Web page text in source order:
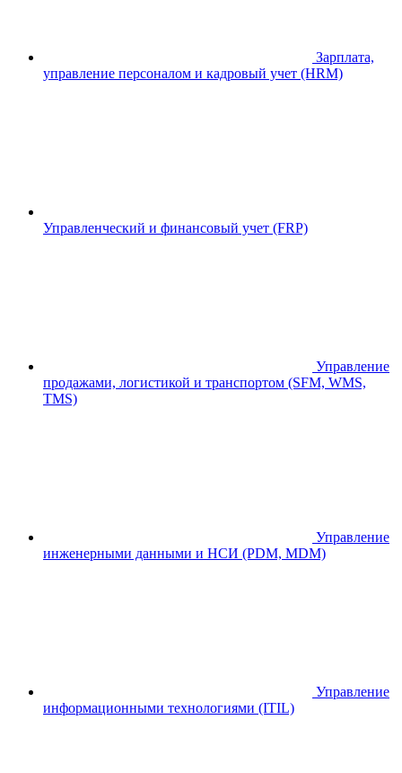
Зарплата,
управление персоналом и кадровый учет (HRM)
Управленческий и финансовый учет (FRP)
Управление
продажами, логистикой и транспортом (SFM, WMS,
TMS)
Управление
инженерными данными и НСИ (PDM, MDM)
Управление
информационными технологиями (ITIL)